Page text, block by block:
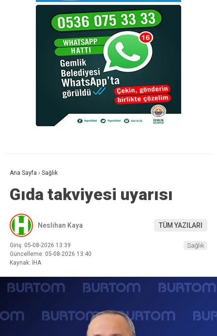
Ana Sayfa › Sağlık
Gıda takviyesi uyarısı
Neslihan Kaya TÜM YAZILARI
Giriş: 05-08-2026 13:39
Güncelleme: 05-08-2026 13:40
Kaynak: İHA
Sağlık